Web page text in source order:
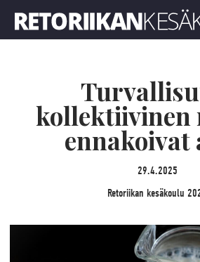
kollektiivinen
ennakoivat
29.4.2025
Retoriikan kesäkoulu